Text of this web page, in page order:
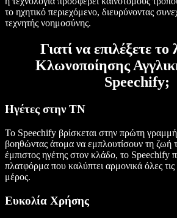
το ηχητικό περιεχόμενο, διευρύνοντας
τεχνητής νοημοσύνης.
Γιατί να επιλέξετε το
Κλωνοποίησης
Speechify;
Ηγέτες στην ΤΝ
To Speechify βρίσκεται στην πρώτη γραμμή
βοηθώντας άτομα να εμπλουτίσουν τη
έμπιστος ηγέτης στον κλάδο, το Speechify
πλατφόρμα που καλύπτει αρμονικά όλες
μέρος.
Ευκολία Χρήσης